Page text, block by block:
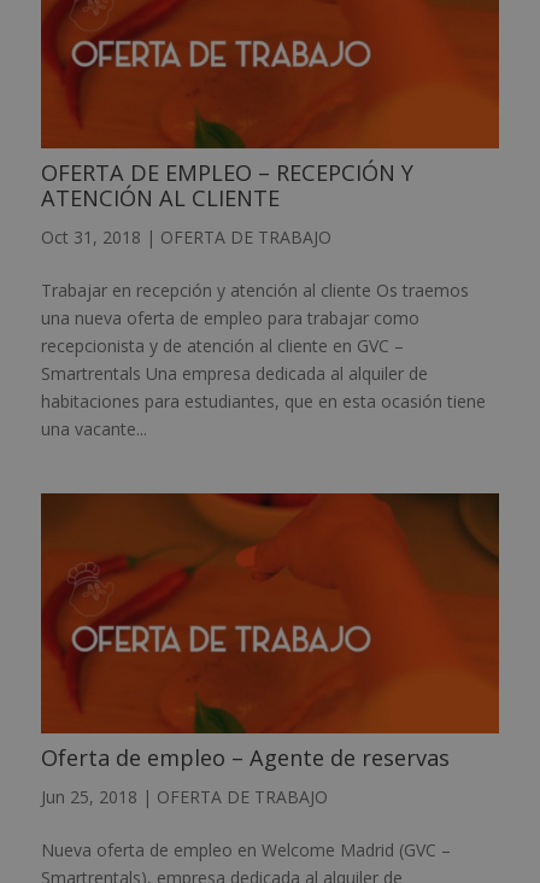
OFERTA DE EMPLEO – RECEPCIÓN Y
ATENCIÓN AL CLIENTE
Oct 31, 2018 | OFERTA DE TRABAJO
Trabajar en recepción y atención al cliente Os traemos
una nueva oferta de empleo para trabajar como
recepcionista y de atención al cliente en GVC –
Smartrentals Una empresa dedicada al alquiler de
habitaciones para estudiantes, que en esta ocasión tiene
una vacante...
Oferta de empleo – Agente de reservas
Jun 25, 2018 | OFERTA DE TRABAJO
Nueva oferta de empleo en Welcome Madrid (GVC –
Smartrentals), empresa dedicada al alquiler de